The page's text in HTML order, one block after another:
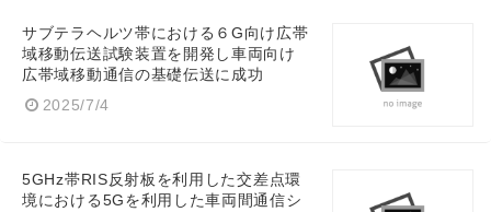
サブテラヘルツ帯における６G向け広帯
域移動伝送試験装置を開発し車両向け
広帯域移動通信の基礎伝送に成功
2025/7/4
5GHz帯RIS反射板を利用した交差点環
境における5Gを利用した車両間通信シ